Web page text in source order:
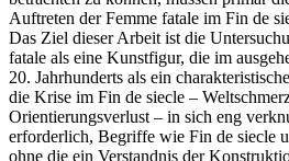
Auftreten der Femme fatale im Fin de
Das Ziel dieser Arbeit ist die
fatale als eine Kunstfigur, die im
20. Jahrhunderts als ein
die Krise im Fin de siecle –
Orientierungsverlust – in sich eng
erforderlich, Begriffe wie Fin de siecle
ohne die ein Verstandnis der